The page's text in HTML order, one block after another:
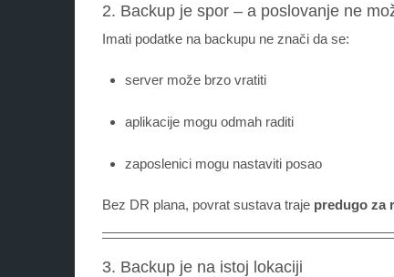
2. Backup je spor – a poslovanje ne
Imati podatke na backupu ne znači da se:
server može brzo vratiti
aplikacije mogu odmah raditi
zaposlenici mogu nastaviti posao
Bez DR plana, povrat sustava traje predugo za
3. Backup je na istoj lokaciji